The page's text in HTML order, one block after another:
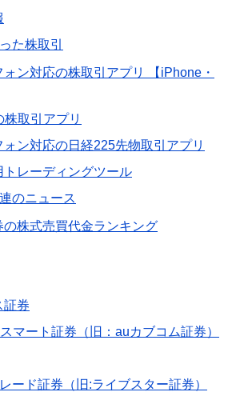
た株取引
ォン対応の株取引アプリ 【iPhone・
取引アプリ
ォン対応の日経225先物取引アプリ
トレーディングツール
のニュース
の株式売買代金ランキング
証券
マート証券（旧：auカブコム証券）
ード証券（旧:ライブスター証券）